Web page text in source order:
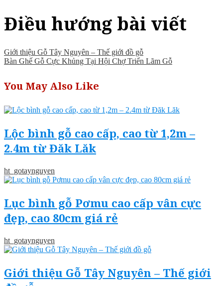
Điều hướng bài viết
Giới thiệu Gỗ Tây Nguyên – Thế giới đồ gỗ
Bàn Ghế Gỗ Cực Khủng Tại Hội Chợ Triển Lãm Gỗ
You May Also Like
Lộc bình gỗ cao cấp, cao từ 1,2m –
2.4m từ Đăk Lăk
ht_gotaynguyen
Lục bình gỗ Pơmu cao cấp vân cực
đẹp, cao 80cm giá rẻ
ht_gotaynguyen
Giới thiệu Gỗ Tây Nguyên – Thế giới